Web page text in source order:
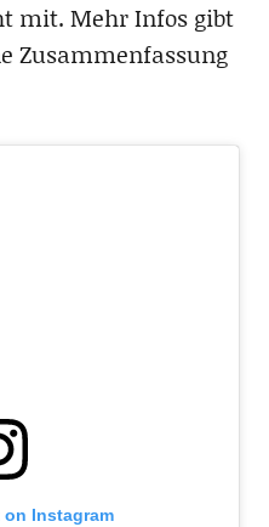
mit. Mehr Infos gibt
Zusammenfassung
Instagram